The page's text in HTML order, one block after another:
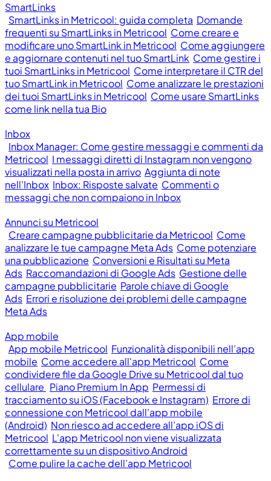
SmartLinks
SmartLinks in Metricool: guida completa Domande
frequenti su SmartLinks in Metricool Come creare e
modificare uno SmartLink in Metricool Come aggiungere
e aggiornare contenuti nel tuo SmartLink Come gestire i
tuoi SmartLinks in Metricool Come interpretare il CTR del
tuo SmartLink in Metricool Come analizzare le prestazioni
dei tuoi SmartLinks in Metricool Come usare SmartLinks
come link nella tua Bio
Inbox
Inbox Manager: Come gestire messaggi e commenti da
Metricool I messaggi diretti di Instagram non vengono
visualizzati nella posta in arrivo Aggiunta di note
nell'Inbox Inbox: Risposte salvate Commenti o
messaggi che non compaiono in Inbox
Annunci su Metricool
Creare campagne pubblicitarie da Metricool Come
analizzare le tue campagne Meta Ads Come potenziare
una pubblicazione Conversioni e Risultati su Meta
Ads Raccomandazioni di Google Ads Gestione delle
campagne pubblicitarie Parole chiave di Google
Ads Errori e risoluzione dei problemi delle campagne
Meta Ads
App mobile
App mobile Metricool Funzionalità disponibili nell’app
mobile Come accedere all'app Metricool Come
condividere file da Google Drive su Metricool dal tuo
cellulare Piano Premium In App Permessi di
tracciamento su iOS (Facebook e Instagram) Errore di
connessione con Metricool dall'app mobile
(Android) Non riesco ad accedere all’app iOS di
Metricool L'app Metricool non viene visualizzata
correttamente su un dispositivo Android
Come pulire la cache dell’app Metricool